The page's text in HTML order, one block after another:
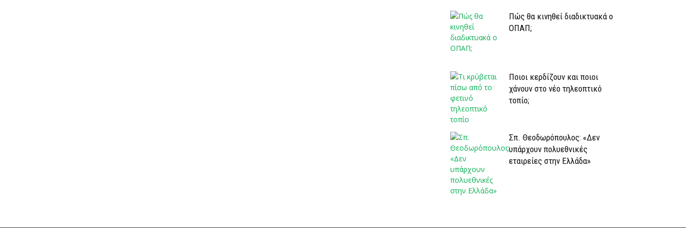
Πώς θα κινηθεί διαδικτυακά ο
ΟΠΑΠ;
Ποιοι κερδίζουν και ποιοι
χάνουν στο νέο τηλεοπτικό
τοπίο;
Σπ. Θεοδωρόπουλος: «Δεν
υπάρχουν πολυεθνικές
εταιρείες στην Ελλάδα»